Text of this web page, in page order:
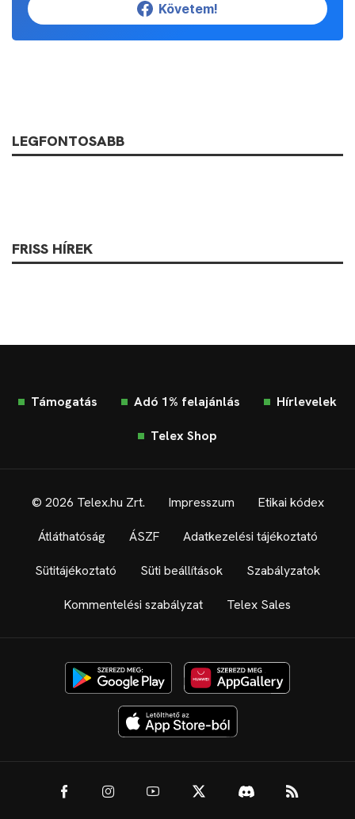
Követem!
LEGFONTOSABB
FRISS HÍREK
Támogatás Adó 1% felajánlás Hírlevelek
Telex Shop
© 2026 Telex.hu Zrt. Impresszum Etikai kódex
Átláthatóság ÁSZF Adatkezelési tájékoztató
Sütitájékoztató Süti beállítások Szabályzatok
Kommentelési szabályzat Telex Sales